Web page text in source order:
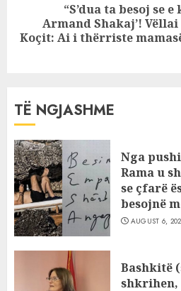
Next
post:
“S’dua ta besoj se
Armand Shakaj’!
Koçit: Ai i thërriste
TË NGJASHME
Nga
Rama u
se çfarë
besojnë
AUGUST 6,
Bashkitë